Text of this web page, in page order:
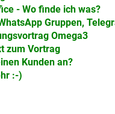
- Wo finde ich was?
Gruppen,
Omega3
zum Vortrag
Kunden an?
:-)